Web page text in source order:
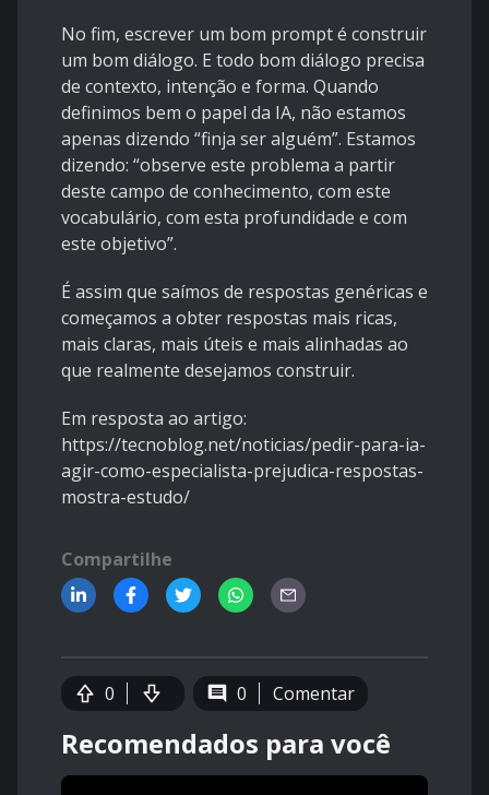
No fim, escrever um bom prompt é construir
um bom diálogo. E todo bom diálogo precisa
de contexto, intenção e forma. Quando
definimos bem o papel da IA, não estamos
apenas dizendo “finja ser alguém”. Estamos
dizendo: “observe este problema a partir
deste campo de conhecimento, com este
vocabulário, com esta profundidade e com
este objetivo”.
É assim que saímos de respostas genéricas e
começamos a obter respostas mais ricas,
mais claras, mais úteis e mais alinhadas ao
que realmente desejamos construir.
Em resposta ao artigo:
https://tecnoblog.net/noticias/pedir-para-ia-
agir-como-especialista-prejudica-respostas-
mostra-estudo/
Compartilhe
0 0 Comentar
Recomendados para você